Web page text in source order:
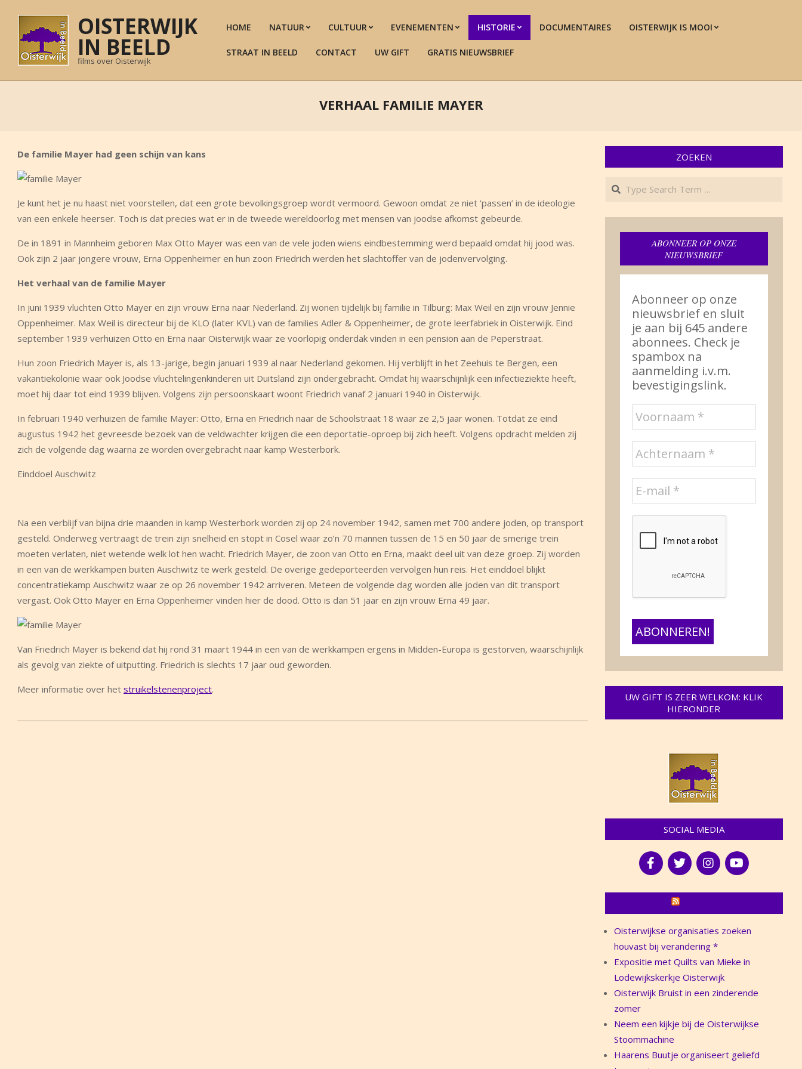
content
OISTERWIJK
IN BEELD
films over Oisterwijk
HOME NATUUR CULTUUR EVENEMENTEN HISTORIE DOCUMENTAIRES OISTERWIJK IS MOOI
STRAAT IN BEELD CONTACT UW GIFT GRATIS NIEUWSBRIEF
VERHAAL FAMILIE MAYER
De familie Mayer had geen schijn van kans
Je kunt het je nu haast niet voorstellen, dat een grote bevolkingsgroep wordt vermoord. Gewoon omdat ze niet ‘passen’ in de ideologie
van een enkele heerser. Toch is dat precies wat er in de tweede wereldoorlog met mensen van joodse afkomst gebeurde.
De in 1891 in Mannheim geboren Max Otto Mayer was een van de vele joden wiens eindbestemming werd bepaald omdat hij jood was.
Ook zijn 2 jaar jongere vrouw, Erna Oppenheimer en hun zoon Friedrich werden het slachtoffer van de jodenvervolging.
Het verhaal van de familie Mayer
In juni 1939 vluchten Otto Mayer en zijn vrouw Erna naar Nederland. Zij wonen tijdelijk bij familie in Tilburg: Max Weil en zijn vrouw Jennie
Oppenheimer. Max Weil is directeur bij de KLO (later KVL) van de families Adler & Oppenheimer, de grote leerfabriek in Oisterwijk. Eind
september 1939 verhuizen Otto en Erna naar Oisterwijk waar ze voorlopig onderdak vinden in een pension aan de Peperstraat.
Hun zoon Friedrich Mayer is, als 13-jarige, begin januari 1939 al naar Nederland gekomen. Hij verblijft in het Zeehuis te Bergen, een
vakantiekolonie waar ook Joodse vluchtelingenkinderen uit Duitsland zijn ondergebracht. Omdat hij waarschijnlijk een infectieziekte heeft,
moet hij daar tot eind 1939 blijven. Volgens zijn persoonskaart woont Friedrich vanaf 2 januari 1940 in Oisterwijk.
In februari 1940 verhuizen de familie Mayer: Otto, Erna en Friedrich naar de Schoolstraat 18 waar ze 2,5 jaar wonen. Totdat ze eind
augustus 1942 het gevreesde bezoek van de veldwachter krijgen die een deportatie-oproep bij zich heeft. Volgens opdracht melden zij
zich de volgende dag waarna ze worden overgebracht naar kamp Westerbork.
Einddoel Auschwitz
Na een verblijf van bijna drie maanden in kamp Westerbork worden zij op 24 november 1942, samen met 700 andere joden, op transport
gesteld. Onderweg vertraagt de trein zijn snelheid en stopt in Cosel waar zo’n 70 mannen tussen de 15 en 50 jaar de smerige trein
moeten verlaten, niet wetende welk lot hen wacht. Friedrich Mayer, de zoon van Otto en Erna, maakt deel uit van deze groep. Zij worden
in een van de werkkampen buiten Auschwitz te werk gesteld. De overige gedeporteerden vervolgen hun reis. Het einddoel blijkt
concentratiekamp Auschwitz waar ze op 26 november 1942 arriveren. Meteen de volgende dag worden alle joden van dit transport
vergast. Ook Otto Mayer en Erna Oppenheimer vinden hier de dood. Otto is dan 51 jaar en zijn vrouw Erna 49 jaar.
Van Friedrich Mayer is bekend dat hij rond 31 maart 1944 in een van de werkkampen ergens in Midden-Europa is gestorven, waarschijnlijk
als gevolg van ziekte of uitputting. Friedrich is slechts 17 jaar oud geworden.
Meer informatie over het struikelstenenproject.
ZOEKEN
Search
ABONNEER OP ONZE
NIEUWSBRIEF
Abonneer op onze
nieuwsbrief en sluit
je aan bij 645 andere
abonnees. Check je
spambox na
aanmelding i.v.m.
bevestigingslink.
UW GIFT IS ZEER WELKOM: KLIK
HIERONDER
SOCIAL MEDIA
Oisterwijkse organisaties zoeken
houvast bij verandering *
Expositie met Quilts van Mieke in
Lodewijkskerkje Oisterwijk
Oisterwijk Bruist in een zinderende
zomer
Neem een kijkje bij de Oisterwijkse
Stoommachine
Haarens Buutje organiseert geliefd